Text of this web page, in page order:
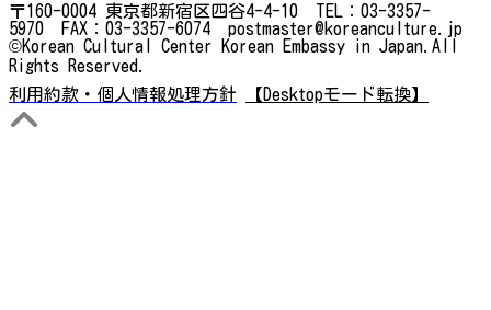
〒160-0004 東京都新宿区四谷4-4-10 TEL：03-3357-
5970 FAX：03-3357-6074 postmaster@koreanculture.jp
©Korean Cultural Center Korean Embassy in Japan.All
Rights Reserved.
利用約款・個人情報処理方針
【Desktopモード転換】